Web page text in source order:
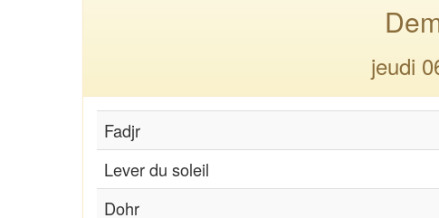
jeudi
Fadjr
Lever du soleil
Dohr